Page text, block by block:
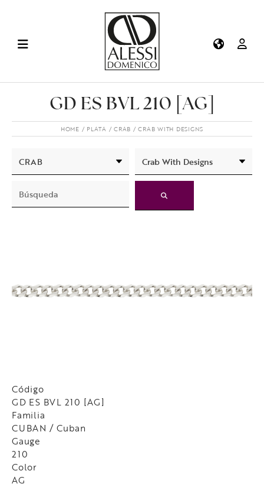
GD ES BVL 210 [AG]
HOME PLATA CRAB CRAB WITH DESIGNS
Código
GD ES BVL 210 [AG]
Familia
CUBAN / Cuban
Gauge
210
Color
AG